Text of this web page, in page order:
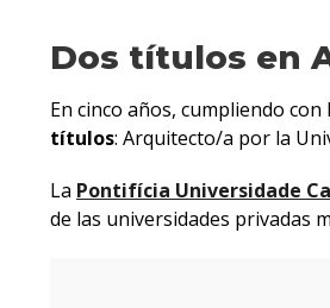
Dos títulos en
En cinco años, cumpliendo
títulos: Arquitecto/a por la
La Pontifícia Universidade
de las universidades privadas